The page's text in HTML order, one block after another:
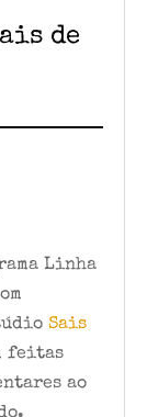
de
Linha
Sais
feitas
ao